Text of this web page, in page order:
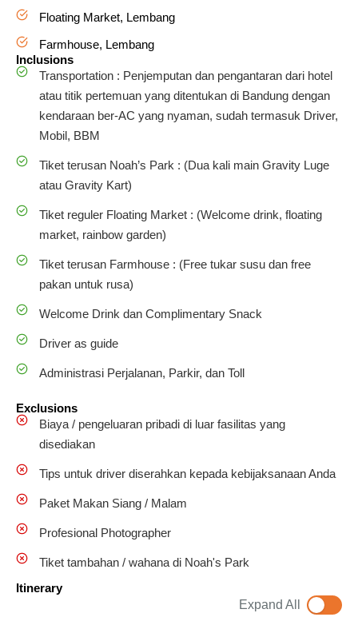
Floating Market, Lembang
Farmhouse, Lembang
Inclusions
Transportation : Penjemputan dan pengantaran dari hotel
atau titik pertemuan yang ditentukan di Bandung dengan
kendaraan ber-AC yang nyaman, sudah termasuk Driver,
Mobil, BBM
Tiket terusan Noah’s Park : (Dua kali main Gravity Luge
atau Gravity Kart)
Tiket reguler Floating Market : (Welcome drink, floating
market, rainbow garden)
Tiket terusan Farmhouse : (Free tukar susu dan free
pakan untuk rusa)
Welcome Drink dan Complimentary Snack
Driver as guide
Administrasi Perjalanan, Parkir, dan Toll
Exclusions
Biaya / pengeluaran pribadi di luar fasilitas yang
disediakan
Tips untuk driver diserahkan kepada kebijaksanaan Anda
Paket Makan Siang / Malam
Profesional Photographer
Tiket tambahan / wahana di Noah's Park
Itinerary
Expand All